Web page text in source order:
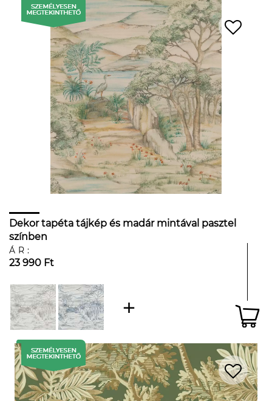
Dekor tapéta tájkép és madár mintával pasztel
színben
ÁR:
23 990 Ft